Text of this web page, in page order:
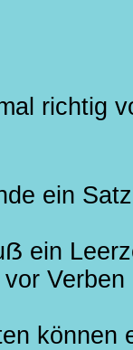
richtig
ein
ein
können